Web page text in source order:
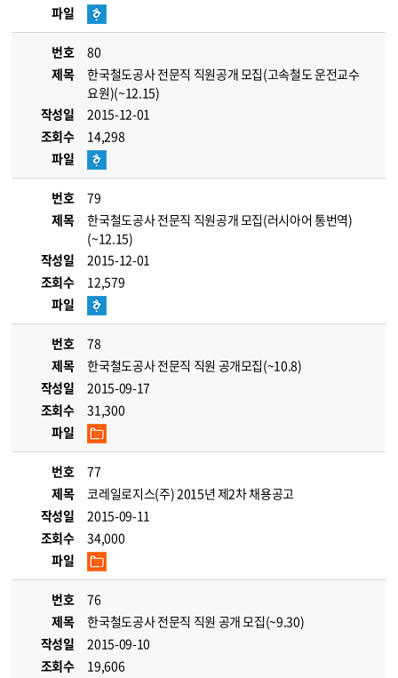
파일
번호
80
제목
한국철도공사 전문직 직원공개 모집(고속철도 운전교수
요원)(~12.15)
작성일
2015-12-01
조회수
14,298
파일
번호
79
제목
한국철도공사 전문직 직원공개 모집(러시아어 통번역)
(~12.15)
작성일
2015-12-01
조회수
12,579
파일
번호
78
제목
한국철도공사 전문직 직원 공개모집(~10.8)
작성일
2015-09-17
조회수
31,300
파일
번호
77
제목
코레일로지스(주) 2015년 제2차 채용공고
작성일
2015-09-11
조회수
34,000
파일
번호
76
제목
한국철도공사 전문직 직원 공개 모집(~9.30)
작성일
2015-09-10
조회수
19,606